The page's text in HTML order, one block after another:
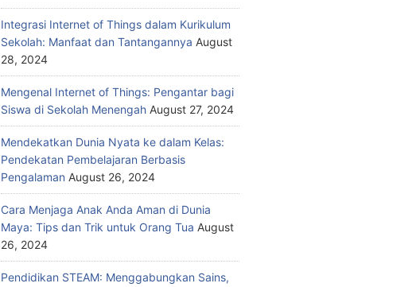
Integrasi Internet of Things dalam Kurikulum
Sekolah: Manfaat dan Tantangannya August
28, 2024
Mengenal Internet of Things: Pengantar bagi
Siswa di Sekolah Menengah August 27, 2024
Mendekatkan Dunia Nyata ke dalam Kelas:
Pendekatan Pembelajaran Berbasis
Pengalaman August 26, 2024
Cara Menjaga Anak Anda Aman di Dunia
Maya: Tips dan Trik untuk Orang Tua August
26, 2024
Pendidikan STEAM: Menggabungkan Sains,